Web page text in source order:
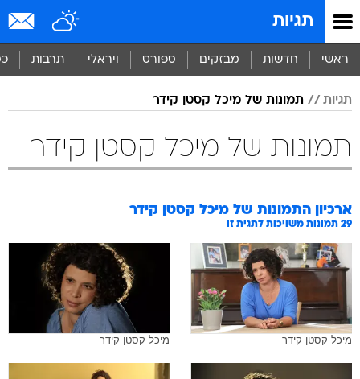
תגיות
ראשי חדשות מבזקים ספורט ויראלי תרבות
תגיות תמונות של מיכל קסטן קידר
תמונות של מיכל קסטן קידר
ארכיון התמונות של מיכל קסטן קידר
29 תמונות משויכות לתגית זו
מיכל קסטן קידר מיכל קסטן קידר